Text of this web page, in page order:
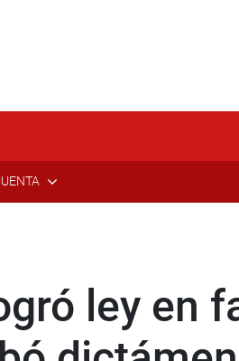
ley en